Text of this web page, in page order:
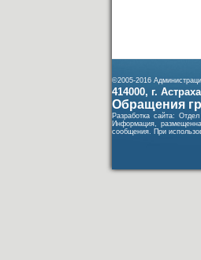
©2005-2016
414000, г.
Обращения
Разработка сайта:
Информация,
сообщения. При